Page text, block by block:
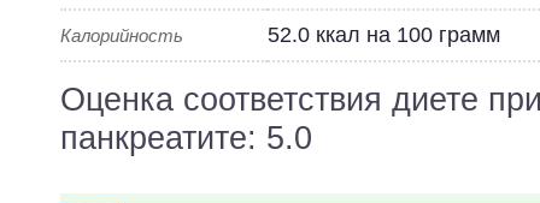
Калорийность 52.0 ккал на 100 грамм
Оценка соответствия диете
панкреатите: 5.0